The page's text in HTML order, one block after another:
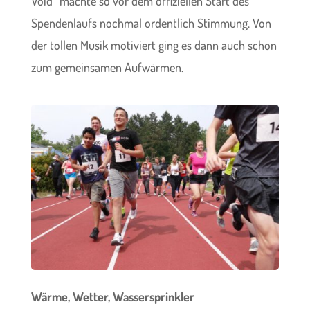
Spendenlaufs nochmal ordentlich Stimmung. Von
der tollen Musik motiviert ging es dann auch schon
zum gemeinsamen Aufwärmen.
Wärme, Wetter, Wassersprinkler